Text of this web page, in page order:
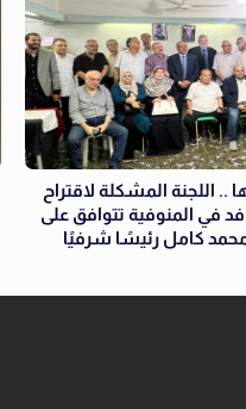
.. اللجنة المشكلة لاقتراح
في المنوفية تتوافق على
محمد كامل رئيسًا شرفيًا